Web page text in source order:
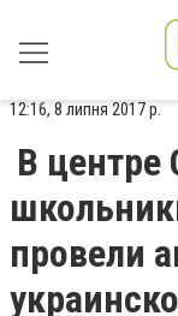
12:16, 8 липня 2017 р.
В центре
провели